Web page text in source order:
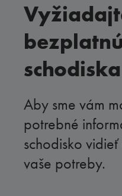
schodiska
Aby sme vám
potrebné
schodisko
vaše potreby.